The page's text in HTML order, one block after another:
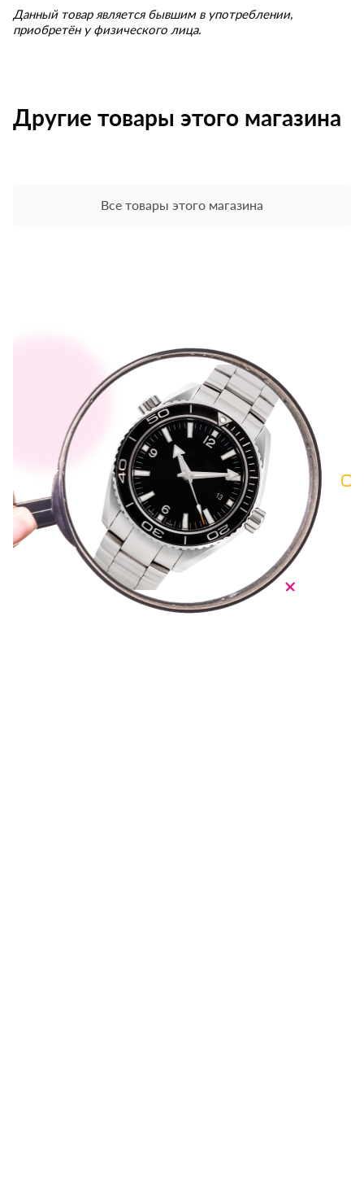
Данный товар является бывшим в употреблении,
приобретён у физического лица.
Другие товары этого магазина
Все товары этого магазина